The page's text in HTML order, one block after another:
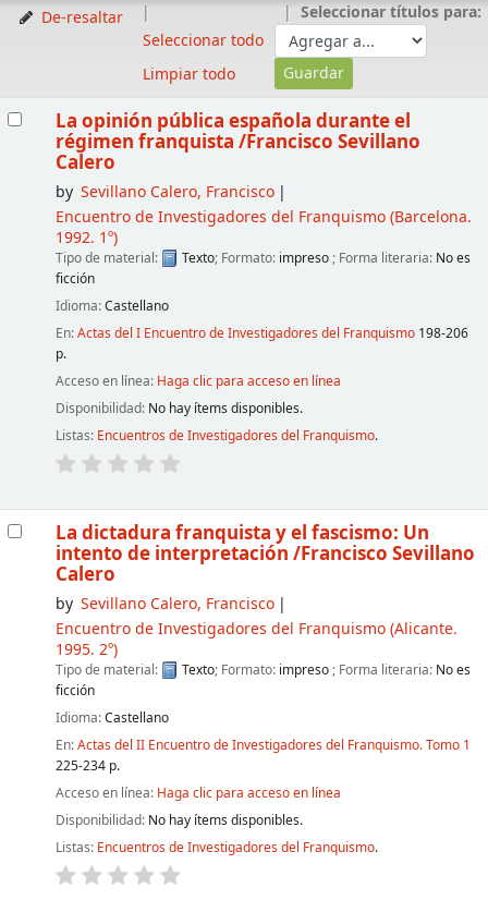
De-resaltar
Seleccionar todo
Limpiar todo
Seleccionar títulos para:
La opinión pública española durante el
régimen franquista /Francisco Sevillano
Calero
by Sevillano Calero, Francisco
Encuentro de Investigadores del Franquismo(Barcelona.
1992. 1º)
Tipo de material: Texto; Formato: impreso ; Forma literaria: No es
ficción
Idioma:Castellano
En:Actas del I Encuentro de Investigadores del Franquismo198-206
p.
Acceso en línea: Haga clic para acceso en línea
Disponibilidad: No hay ítems disponibles.
Listas: Encuentros de Investigadores del Franquismo.
La dictadura franquista y el fascismo: Un
intento de interpretación /Francisco Sevillano
Calero
by Sevillano Calero, Francisco
Encuentro de Investigadores del Franquismo(Alicante.
1995. 2º)
Tipo de material: Texto; Formato: impreso ; Forma literaria: No es
ficción
Idioma:Castellano
En:Actas del II Encuentro de Investigadores del Franquismo. Tomo 1
225-234 p.
Acceso en línea: Haga clic para acceso en línea
Disponibilidad: No hay ítems disponibles.
Listas: Encuentros de Investigadores del Franquismo.